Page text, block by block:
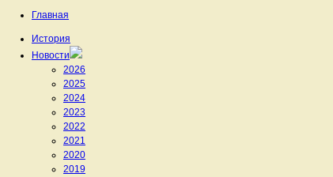
Главная
История
Новости
2026
2025
2024
2023
2022
2021
2020
2019